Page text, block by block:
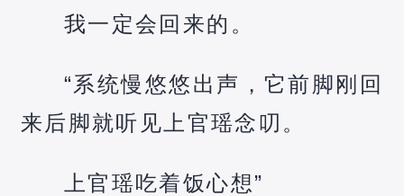
我一定会回来的。
“系统慢悠悠出声，它前脚刚回
来后脚就听见上官瑶念叨。
上官瑶吃着饭心想”